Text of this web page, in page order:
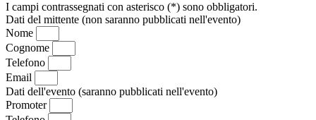
I campi contrassegnati con asterisco (*) sono obbligatori.
Dati del mittente (non saranno pubblicati nell'evento)
Nome
Cognome
Telefono
Email
Dati dell'evento (saranno pubblicati nell'evento)
Promoter